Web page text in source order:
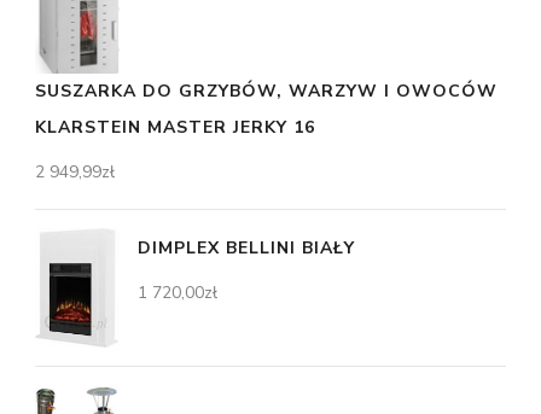
SUSZARKA DO GRZYBÓW, WARZYW I OWOCÓW
KLARSTEIN MASTER JERKY 16
2 949,99zł
DIMPLEX BELLINI BIAŁY
1 720,00zł